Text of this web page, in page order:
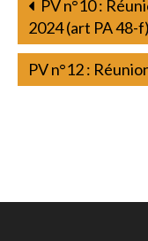
PV n°10 :
2024 (art PA 48-f)
PV n°12 :